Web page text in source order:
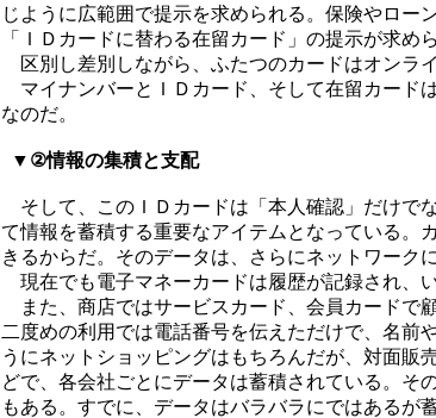
じように広範囲で提示を求められる。保険やロー
「ＩＤカードに替わる在留カード」の提示が求め
区別し差別しながら、ふたつのカードはオンラ
マイナンバーとＩＤカード、そして在留カード
なのだ。
▼②情報の集積と支配
そして、このＩＤカードは「本人確認」だけで
て情報を蓄積する重要なアイテムとなっている。
きるからだ。そのデータは、さらにネットワーク
現在でも電子マネーカードは履歴が記録され、
また、商店ではサービスカード、会員カードで
二度めの利用では電話番号を伝えただけで、名前
うにネットショッピングはもちろんだが、対面販
どで、各会社ごとにデータは蓄積されている。そ
もある。すでに、データはバラバラにではあるが